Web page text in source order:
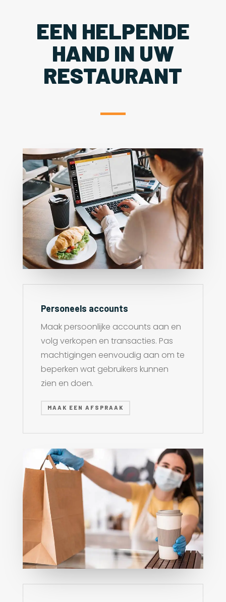
EEN HELPENDE
HAND IN UW
RESTAURANT
Personeels accounts
Maak persoonlijke accounts aan en
volg verkopen en transacties. Pas
machtigingen eenvoudig aan om te
beperken wat gebruikers kunnen
zien en doen.
MAAK EEN AFSPRAAK